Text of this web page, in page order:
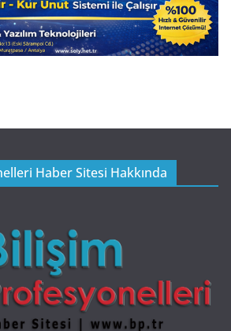
Haber Sitesi Hakkında